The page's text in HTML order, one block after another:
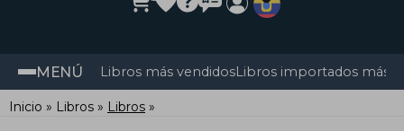
MENÚ Libros más vendidosLibros importados más
Inicio Libros Libros